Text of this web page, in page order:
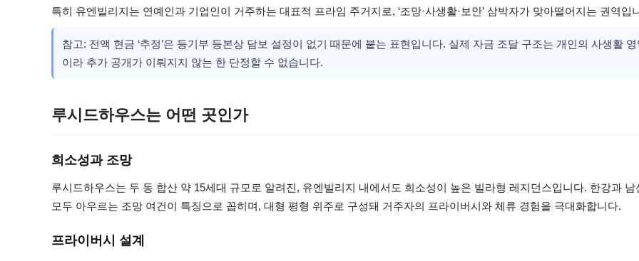
특히 유엔빌리지는 연예인과 기업인이 거주하는 대표적 프라임 주거지로, ‘조망·사생활·보안’ 삼박자가 맞아떨어지는 권역입
참고: 전액 현금 ‘추정’은 등기부 등본상 담보 설정이 없기 때문에 붙는 표현입니다. 실제 자금 조달 구조는 개인의 사생활 영
이라 추가 공개가 이뤄지지 않는 한 단정할 수 없습니다.
루시드하우스는 어떤 곳인가
희소성과 조망
루시드하우스는 두 동 합산 약 15세대 규모로 알려진, 유엔빌리지 내에서도 희소성이 높은 빌라형 레지던스입니다. 한강과 남
모두 아우르는 조망 여건이 특징으로 꼽히며, 대형 평형 위주로 구성돼 거주자의 프라이버시와 체류 경험을 극대화합니다.
프라이버시 설계